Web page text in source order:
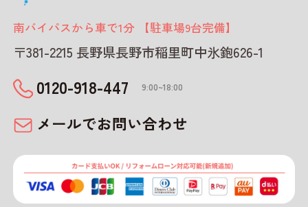
南バイパスから車で1分 【駐車場9台完備】
〒381-2215 長野県長野市稲里町中氷鉋626-1
0120-918-447 9:00~18:00
メールでお問い合わせ